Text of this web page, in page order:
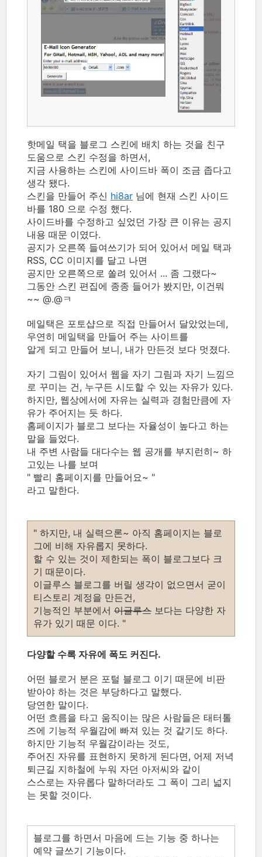
핫메일 택을 블로그 스킨에 배치 하는 것을 친구
도움으로 스킨 수정을 하면서,
지금 사용하는 스킨에 사이드바 폭이 조금 좁다고
생각 됐다.
스킨을 만들어 주신 hi8ar 님에 현재 스킨 사이드
바를 180 으로 수정 했다.
사이드바를 수정하고 싶었던 가장 큰 이유는 공지
내용 때문 이였다.
공지가 오른쪽 들여쓰기가 되어 있어서 메일 택과
RSS, CC 이미지를 달고 나면
공지만 오른쪽으로 쏠려 있어서 ... 좀 그랬다~
그동안 스킨 편집에 종종 들어가 봤지만, 이건뭐
~~ @.@ㅋ
메일택은 포토샵으로 직접 만들어서 달았었는데,
우연히 메일택을 만들어 주는 사이트를
알게 되고 만들어 보니, 내가 만든것 보다 멋졌다.
자기 그림이 있어서 웹을 자기 그림과 자기 느낌으
로 꾸미는 건, 누구든 시도할 수 있는 자유가 있다.
하지만, 웹상에서에 자유는 실력과 경험만큼에 자
유가 주어지는 듯 하다.
홈페이지가 블로그 보다는 자율성이 높다고 하는
말을 들었다.
내 주변 사람들 대다수는 웹 공개를 부지런히~ 하
고있는 나를 보며
" 빨리 홈페이지를 만들어요~ "
라고 말한다.
" 하지만, 내 실력으론~ 아직 홈페이지는 블로
그에 비해 자유롭지 못하다.
할 수 있는 것이 제한되는 폭이 블로그보다 크
기 때문이다.
이글루스 블로그를 버릴 생각이 없으면서 굳이
티스토리 계정을 만든건,
기능적인 부분에서 이글루스 보다는 다양한 자
유가 있기 때문 이다. "
다양할 수록 자유에 폭도 커진다.
어떤 블로거 분은 포털 블로그 이기 때문에 비판
받아야 하는 것은 부당하다고 말했다.
당연한 말이다.
어떤 흐름을 타고 움직이는 많은 사람들은 태터톨
즈에 기능적 우월감에 빠져 있는 것 같기도 하다.
하지만 기능적 우월감이라는 것도,
주어진 자유를 표현하지 못하게 된다면, 어제 저녁
퇴근길 지하철에 누워 자던 아저씨와 같이
스스로는 자유롭다 말하더라도 그 폭이 그리 넓지
는 못할 것이다.
블로그를 하면서 마음에 드는 기능 중 하나는
예약 글쓰기 기능이다.